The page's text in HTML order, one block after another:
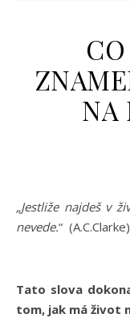
NA
„Jestliže najdeš v
nevede.“ (A.C.Clarke)
Tato slova
tom, jak má život